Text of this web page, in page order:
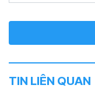
TIN LIÊN QUAN